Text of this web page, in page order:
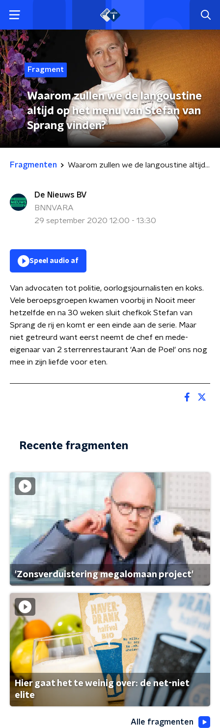
Fragment
Waarom zullen we de langoustine
altijd op het menu van Stefan van
Sprang vinden?
Fragmenten Waarom zullen we de langoustine altijd op het menu van Stefan van Sprang vinden?
De Nieuws BV
BNNVARA
29 september 2020 12:00 - 13:30
Speel audio af
Van advocaten tot politie, oorlogsjournalisten en koks.
Vele beroepsgroepen kwamen voorbij in Nooit meer
hetzelfde en na 30 weken sluit chefkok Stefan van
Sprang de rij en komt er een einde aan de serie. Maar
niet getreurd want eerst neemt de chef en mede-
eigenaar van 2 sterrenrestaurant 'Aan de Poel' ons nog
mee in zijn liefde voor eten.
Recente fragmenten
'Zonsverduistering megalomaan project'
Hier gaat het te weinig over: de net-niet
elite
Alle fragmenten